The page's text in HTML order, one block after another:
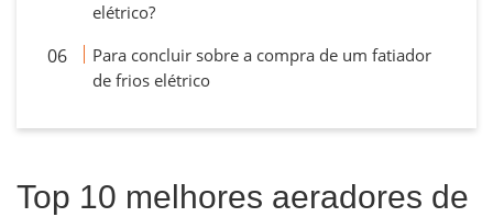
elétrico?
Para concluir sobre a compra de um fatiador
de frios elétrico
Top 10 melhores aeradores de